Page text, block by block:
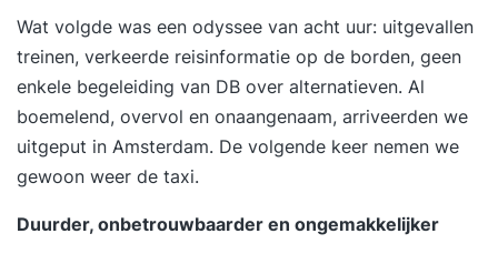
Wat volgde was een odyssee van acht uur: uitgevallen
treinen, verkeerde reisinformatie op de borden, geen
enkele begeleiding van DB over alternatieven. Al
boemelend, overvol en onaangenaam, arriveerden we
uitgeput in Amsterdam. De volgende keer nemen we
gewoon weer de taxi.
Duurder, onbetrouwbaarder en ongemakkelijker